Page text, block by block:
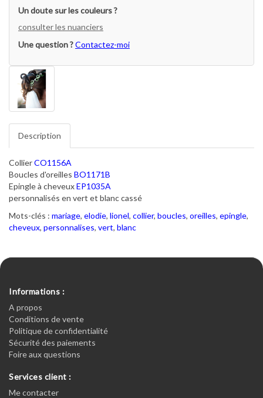
Un doute sur les couleurs ?
consulter les nuanciers
Une question ?Contactez-moi
Description
CollierCO1156A
Boucles d'oreilles BO1171B
Epingle à cheveuxEP1035A
personnalisés en vert et blanc cassé
Mots-clés : mariage, elodie, lionel, collier, boucles, oreilles, epingle,
cheveux, personnalises, vert, blanc
Informations :
A propos
Conditions de vente
Politique de confidentialité
Sécurité des paiements
Foire aux questions
Services client :
Me contacter